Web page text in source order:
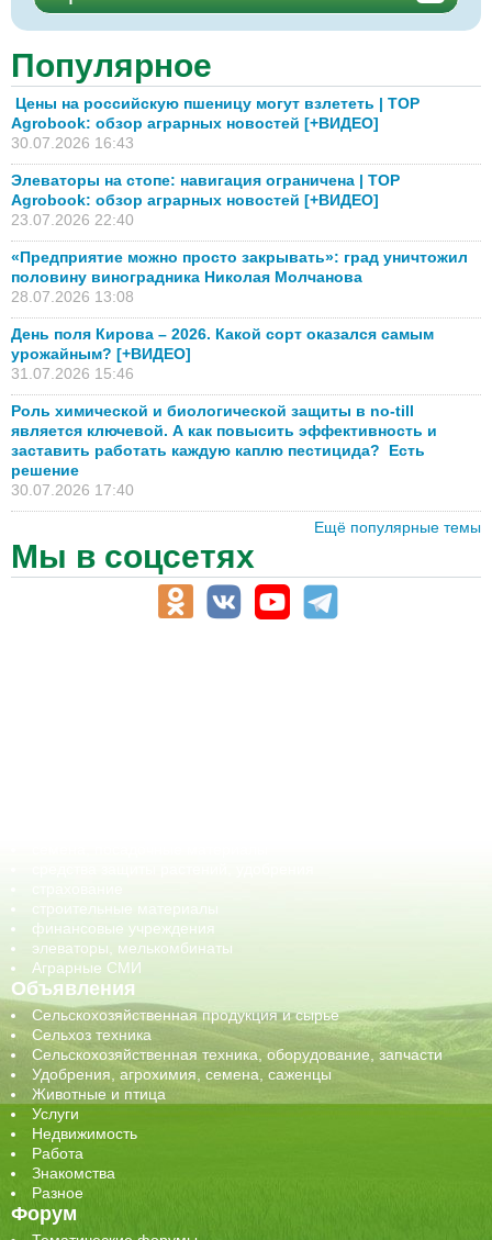
Популярное
Цены на российскую пшеницу могут взлететь | TOP
Agrobook: обзор аграрных новостей [+ВИДЕО]
30.07.2026 16:43
Элеваторы на стопе: навигация ограничена | TOP
Agrobook: обзор аграрных новостей [+ВИДЕО]
23.07.2026 22:40
«Предприятие можно просто закрывать»: град уничтожил
половину виноградника Николая Молчанова
28.07.2026 13:08
День поля Кирова – 2026. Какой сорт оказался самым
урожайным? [+ВИДЕО]
31.07.2026 15:46
Роль химической и биологической защиты в no-till
является ключевой. А как повысить эффективность и
заставить работать каждую каплю пестицида? Есть
решение
30.07.2026 17:40
Ещё популярные темы
Мы в соцсетях
строительные материалы
финансовые учреждения
элеваторы, мелькомбинаты
Аграрные СМИ
Объявления
Сельскохозяйственная продукция и сырье
Сельхоз техника
Сельскохозяйственная техника, оборудование, запчасти
Удобрения, агрохимия, семена, саженцы
Животные и птица
Услуги
Недвижимость
Работа
Знакомства
Разное
Форум